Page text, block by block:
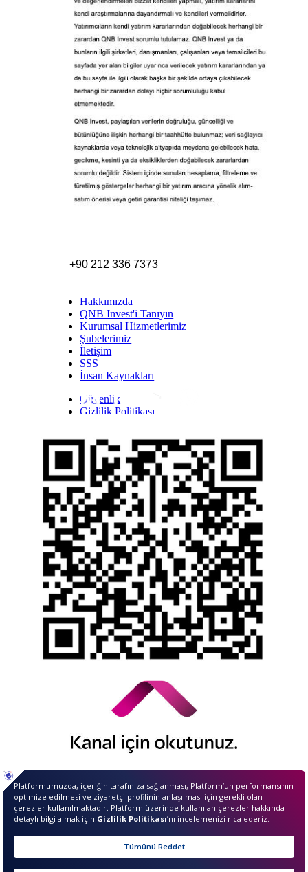
+90 212 336 7373
Hakkımızda
QNB Invest'i Tanıyın
Kurumsal Hizmetlerimiz
Şubelerimiz
İletişim
SSS
İnsan Kaynakları
Güvenlik
Gizlilik Politikası
Yasal Duyurular
Bilgi Toplumu Hizmetleri
Kişisel Verilerin Korunması
YTM - Zamanaşımına Uğrayacak Emanet ve
Alacaklar
Kamuyu Aydınlatma Esaslarına İlişkin Duyuru
TwittLinkYoutWhatsapp
QNBiştirakidir.
Merhaba ben InvestIQ. Size
nasıl yardımcı olabilirim?